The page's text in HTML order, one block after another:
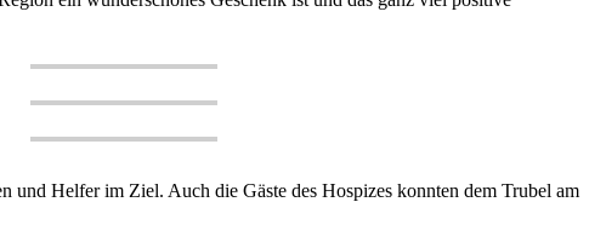
Helfer im Ziel. Auch die Gäste des Hospizes konnten dem Trubel am